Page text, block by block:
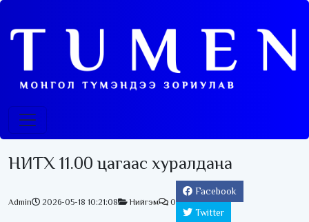
НИТХ 11.00 цагаас хуралдана
Admin 2026-05-18 10:21:08 Нийгэм 0
Facebook
Twitter